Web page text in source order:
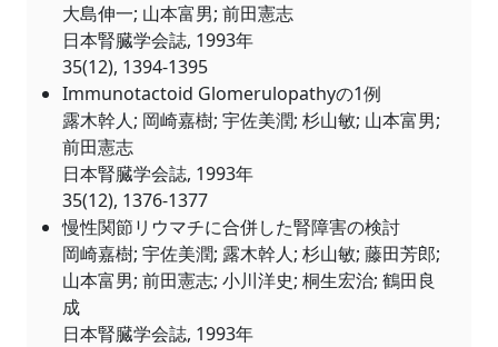
大島伸一; 山本富男; 前田憲志
日本腎臓学会誌, 1993年
35(12), 1394-1395
Immunotactoid Glomerulopathyの1例
露木幹人; 岡崎嘉樹; 宇佐美潤; 杉山敏; 山本富男;
前田憲志
日本腎臓学会誌, 1993年
35(12), 1376-1377
慢性関節リウマチに合併した腎障害の検討
岡崎嘉樹; 宇佐美潤; 露木幹人; 杉山敏; 藤田芳郎;
山本富男; 前田憲志; 小川洋史; 桐生宏治; 鶴田良
成
日本腎臓学会誌, 1993年